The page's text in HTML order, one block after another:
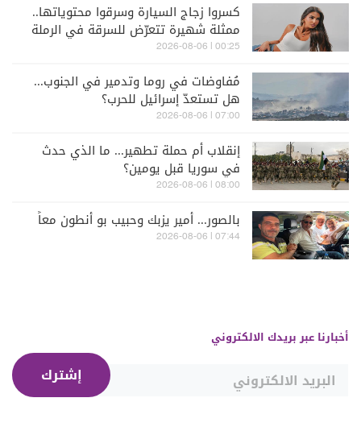
كسروا زجاج السيارة وسرقوا محتوياتها..
ممثلة شهيرة تتعرّض للسرقة في الرملة
البيضاء (فيديو)
00:25 | 2026-08-06
مُفاوضات في روما وتدمير في الجنوب...
هل تستعدّ إسرائيل للحرب؟
07:00 | 2026-08-06
إنقلاب أم حملة تطهير... ما الذي حدث
في سوريا قبل يومين؟
08:00 | 2026-08-06
بالصور... أمير يزبك وحبيب بو أنطون معاً
07:44 | 2026-08-06
أخبارنا عبر بريدك الالكتروني
إشترك